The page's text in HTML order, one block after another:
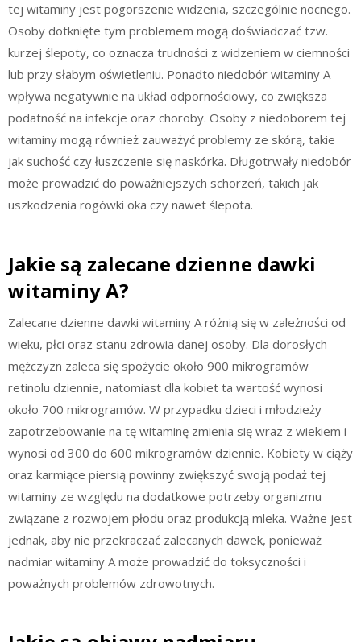
tej witaminy jest pogorszenie widzenia, szczególnie nocnego.
Osoby dotknięte tym problemem mogą doświadczać tzw.
kurzej ślepoty, co oznacza trudności z widzeniem w ciemności
lub przy słabym oświetleniu. Ponadto niedobór witaminy A
wpływa negatywnie na układ odpornościowy, co zwiększa
podatność na infekcje oraz choroby. Osoby z niedoborem tej
witaminy mogą również zauważyć problemy ze skórą, takie
jak suchość czy łuszczenie się naskórka. Długotrwały niedobór
może prowadzić do poważniejszych schorzeń, takich jak
uszkodzenia rogówki oka czy nawet ślepota.
Jakie są zalecane dzienne dawki
witaminy A?
Zalecane dzienne dawki witaminy A różnią się w zależności od
wieku, płci oraz stanu zdrowia danej osoby. Dla dorosłych
mężczyzn zaleca się spożycie około 900 mikrogramów
retinolu dziennie, natomiast dla kobiet ta wartość wynosi
około 700 mikrogramów. W przypadku dzieci i młodzieży
zapotrzebowanie na tę witaminę zmienia się wraz z wiekiem i
wynosi od 300 do 600 mikrogramów dziennie. Kobiety w ciąży
oraz karmiące piersią powinny zwiększyć swoją podaż tej
witaminy ze względu na dodatkowe potrzeby organizmu
związane z rozwojem płodu oraz produkcją mleka. Ważne jest
jednak, aby nie przekraczać zalecanych dawek, ponieważ
nadmiar witaminy A może prowadzić do toksyczności i
poważnych problemów zdrowotnych.